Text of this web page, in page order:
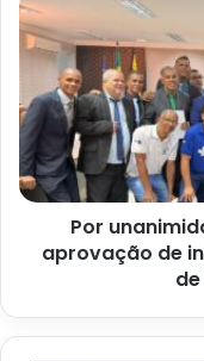
Almas
unanimidade,
vereadores
garantem
aprovação
de
incentivo
e
fortalecem
saúde
Por
aprovação de